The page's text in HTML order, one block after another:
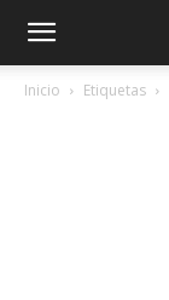
Inicio Etiquetas